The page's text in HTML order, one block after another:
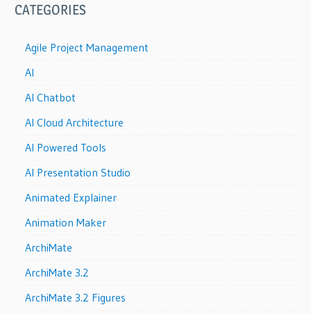
CATEGORIES
Agile Project Management
AI
AI Chatbot
AI Cloud Architecture
AI Powered Tools
AI Presentation Studio
Animated Explainer
Animation Maker
ArchiMate
ArchiMate 3.2
ArchiMate 3.2 Figures